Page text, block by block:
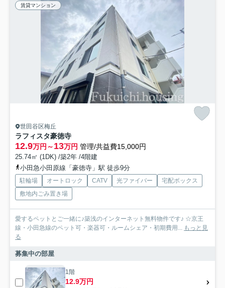
賃貸マンション
世田谷区梅丘
ラフィスタ豪徳寺
12.9万円～13万円 管理/共益費15,000円
25.74㎡ (1DK) /築2年 /4階建
小田急小田原線「豪徳寺」駅 徒歩9分
駐輪場 オートロック CATV 光ファイバー
宅配ボックス
敷地内ごみ置き場
愛するペットとご一緒に♪築浅のインターネット無料物件です♪ ☆京王
線・小田急線のペット可・楽器可・ルームシェア・初期費用... もっと見
る
募集中の部屋
1階
12.9万円